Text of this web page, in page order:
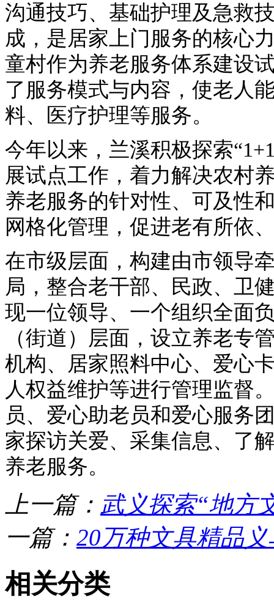
沟通技巧、基础护理及急救
成，是居家上门服务的核心
童村作为养老服务体系建设
了服务模式与内容，使老人
料、医疗护理等服务。
今年以来，兰溪积极探索
展试点工作，着力解决农村
养老服务的针对性、可及性
网格化管理，促进老有所依
在市级层面，构建由市领导
局，整合老干部、民政、卫
现一位领导、一个组织全面
（街道）层面，设立养老专
机构、居家照料中心、爱心
人权益维护等进行管理监督
员、爱心助老员和爱心服务
家探访关爱、采集信息、了
养老服务。
上一篇： 武义探索“地方
一篇： 20万种文具精品
相关分类